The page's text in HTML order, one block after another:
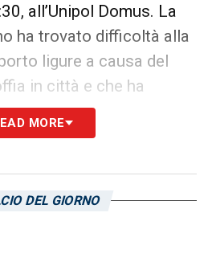
all’Unipol Domus. La
ha trovato difficoltà alla
ligure a causa del
in città e che ha
partenza. Secondo
Gianluca Di Marzio
sta lasciando l’aeroporto
MORE
DEL GIORNO